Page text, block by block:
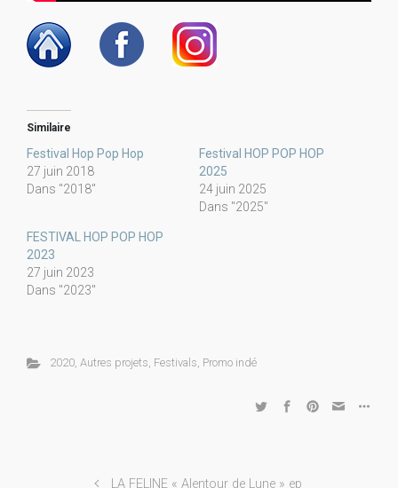
Similaire
Festival Hop Pop Hop
27 juin 2018
Dans "2018"
Festival HOP POP HOP
2025
24 juin 2025
Dans "2025"
FESTIVAL HOP POP HOP
2023
27 juin 2023
Dans "2023"
2020, Autres projets, Festivals, Promo indé
LA FELINE « Alentour de Lune » ep